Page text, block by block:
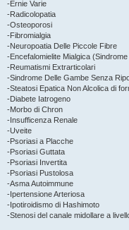
-Ernie Varie
-Radicolopatia
-Osteoporosi
-Fibromialgia
-Neuropoatia Delle Piccole Fibre
-Encefalomielite Mialgica
-Reumatismi Extrarticolari
-Sindrome Delle Gambe Senza
-Steatosi Epatica Non Alcolica di
-Diabete Iatrogeno
-Morbo di Chron
-Insufficenza Renale
-Uveite
-Psoriasi a Placche
-Psoriasi Guttata
-Psoriasi Invertita
-Psoriasi Pustolosa
-Asma Autoimmune
-Ipertensione Arteriosa
-Ipotiroidismo di Hashimoto
-Stenosi del canale midollare a